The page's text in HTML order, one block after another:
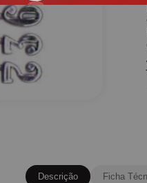
Descrição Ficha